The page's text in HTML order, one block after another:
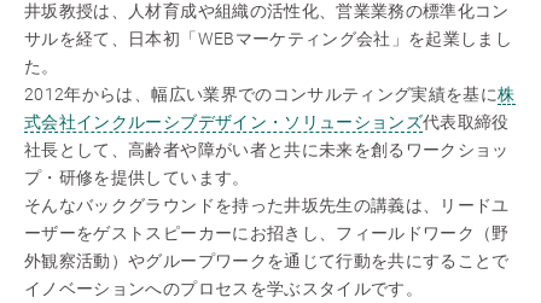
井坂教授は、人材育成や組織の活性化、営業業務の標準化コン
サルを経て、日本初「WEBマーケティング会社」を起業しまし
た。
2012年からは、幅広い業界でのコンサルティング実績を基に株
式会社インクルーシブデザイン・ソリューションズ代表取締役
社長として、高齢者や障がい者と共に未来を創るワークショッ
プ・研修を提供しています。
そんなバックグラウンドを持った井坂先生の講義は、リードユ
ーザーをゲストスピーカーにお招きし、フィールドワーク（野
外観察活動）やグループワークを通じて行動を共にすることで
イノベーションへのプロセスを学ぶスタイルです。